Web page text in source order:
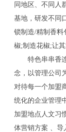
同地区、不同人
基地，研发不同
锁制造/精制香料
椒;制造花椒;让
特色串串香连
念，以管理公司
对待每一个加盟
统化的企业管理
加盟地点人文习
体营销方案 、导